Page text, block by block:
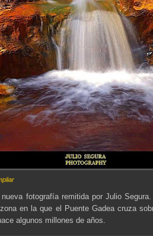
nueva fotografía remitida por Julio
en la que el Puente Gadea cruza
algunos millones de años.